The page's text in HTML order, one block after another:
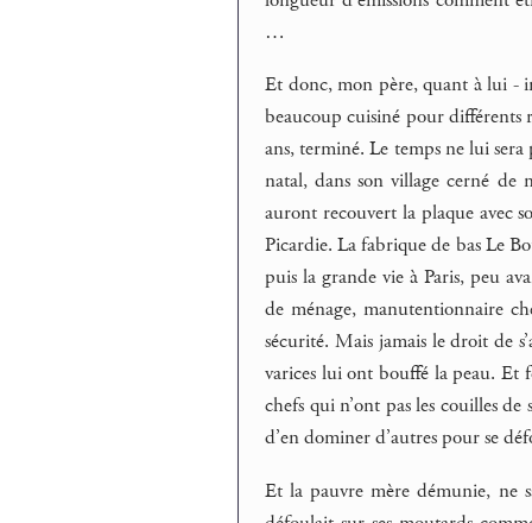
…
Et donc, mon père, quant à lui -
beaucoup cuisiné pour différents
ans, terminé. Le temps ne lui
natal, dans son village cerné de
auront recouvert la plaque avec
Picardie. La fabrique de bas Le
puis la grande vie à Paris, peu
de ménage, manutentionnaire
sécurité. Mais jamais le droit de
varices lui ont bouffé la peau. Et
chefs qui n’ont pas les couilles
d’en dominer d’autres pour se
Et la pauvre mère démunie, ne